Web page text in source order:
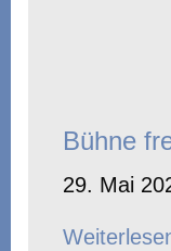
Bühne
29. Mai